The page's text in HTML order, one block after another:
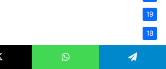
19
18